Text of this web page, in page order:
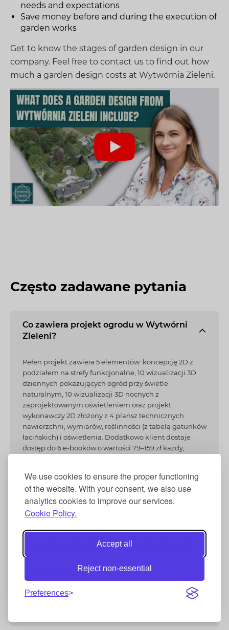
We use cookies to ensure the proper functioning
of the website. With your consent, we also use
analytics cookies to improve our services.
Cookie Policy.
Accept all
Reject non-essential
Preferences
needs and expectations
Save money before and during the execution of
garden works
Get to know the stages of garden design in our
company. Feel free to contact us to find out how
much a garden design costs at Wytwórnia Zieleni.
Często zadawane pytania
Co zawiera projekt ogrodu w Wytwórni
Zieleni?
Pełen projekt zawiera 5 elementów: koncepcję 2D z
podziałem na strefy funkcjonalne, 10 wizualizacji 3D
dziennych pokazujących ogród przy świetle
naturalnym, 10 wizualizacji 3D nocnych z
zaprojektowanym oświetleniem oraz projekt
wykonawczy 2D złożony z 4 plansz technicznych:
nawierzchni, wymiarów, roślinności (z tabelą gatunków
łacińskich) i oświetlenia. Dodatkowo klient dostaje
dostęp do 6 e-booków o wartości 79–159 zł każdy,
Ile rund poprawek dostaję w ramach
projektu?
Czy projektujecie ogrody w całej Polsce?
Ile trwa proces projektowy?